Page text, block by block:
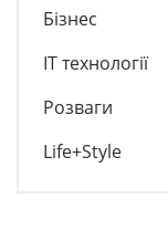
Бізнес
IT технології
Розваги
Life+Style